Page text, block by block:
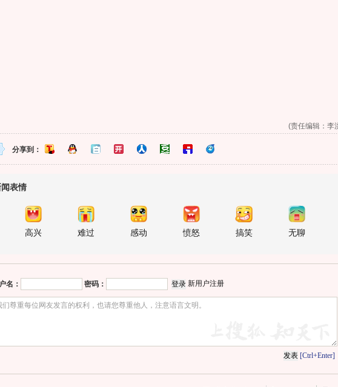
(责任编辑：李
分享到：
闻表情
高兴 难过 感动 愤怒 搞笑 无聊
名： 密码： 新用户注册
[Ctrl+Enter]